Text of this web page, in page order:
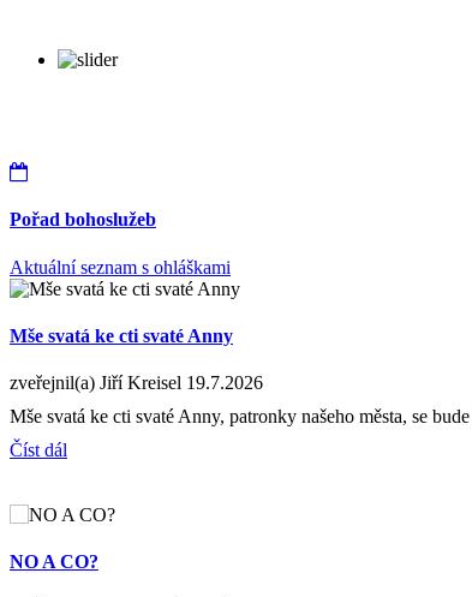
Pořad bohoslužeb
Aktuální seznam s ohláškami
Mše svatá ke cti svaté Anny
zveřejnil(a) Jiří Kreisel 19.7.2026
Mše svatá ke cti svaté Anny, patronky našeho města, se
Číst dál
NO A CO?